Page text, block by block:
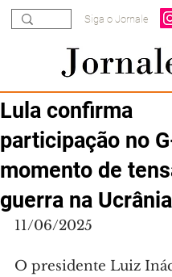
Siga o Jornale
Lula confirma
participação no
momento de
guerra na Ucrânia
11/06/2025
O presidente Luiz